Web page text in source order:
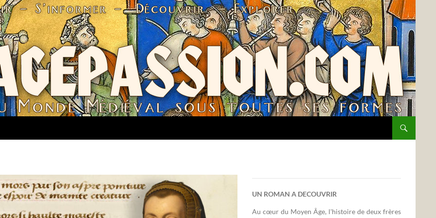
UN ROMAN A DECOUVRIR
Au cœur du Moyen Âge, l'histoire de deux frères